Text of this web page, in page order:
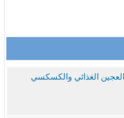
العجين الغذائي والكسكسي